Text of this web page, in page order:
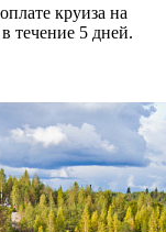
круиза на
течение 5 дней.